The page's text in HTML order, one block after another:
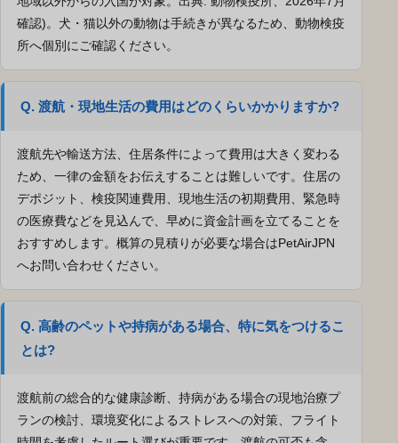
確認)。犬・猫以外の動物は手続きが異なるため、動物検疫
所へ個別にご確認ください。
Q. 渡航・現地生活の費用はどのくらいかかりますか?
渡航先や輸送方法、住居条件によって費用は大きく変わる
ため、一律の金額をお伝えすることは難しいです。住居の
デポジット、検疫関連費用、現地生活の初期費用、緊急時
の医療費などを見込んで、早めに資金計画を立てることを
おすすめします。概算の見積りが必要な場合はPetAirJPN
へお問い合わせください。
Q. 高齢のペットや持病がある場合、特に気をつけるこ
とは?
渡航前の総合的な健康診断、持病がある場合の現地治療プ
ランの検討、環境変化によるストレスへの対策、フライト